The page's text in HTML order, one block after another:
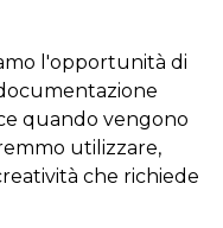
l'opportunità di
quando vengono
utilizzare,
che richiede